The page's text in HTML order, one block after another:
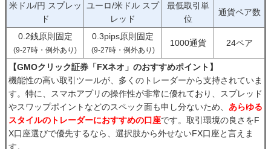
米ドル/円 スプレッ
ド
ユーロ/米ドル スプ
レッド
最低取引単
位
通貨ペア数
0.2銭原則固定
(9-27時・例外あり)
0.3pips原則固定
(9-27時・例外あり)
1000通貨 24ペア
【GMOクリック証券「FXネオ」のおすすめポイント】
機能性の高い取引ツールが、多くのトレーダーから支持されていま
す。特に、スマホアプリの操作性が非常に優れており、スプレッド
やスワップポイントなどのスペック面も申し分ないため、 あらゆる
スタイルのトレーダーにおすすめの口座です。取引環境の良さをF
X口座選びで優先するなら、選択肢から外せないFX口座と言えま
す。